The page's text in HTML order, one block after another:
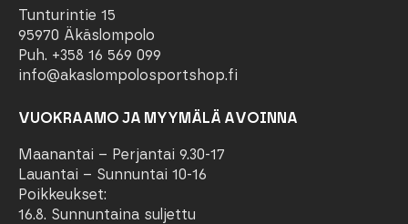
Tunturintie 15
95970 Äkäslompolo
Puh. +358 16 569 099
info@akaslompolosportshop.fi
VUOKRAAMO JA MYYMÄLÄ AVOINNA
Maanantai – Perjantai 9.30-17
Lauantai – Sunnuntai 10-16
Poikkeukset:
16.8. Sunnuntaina suljettu